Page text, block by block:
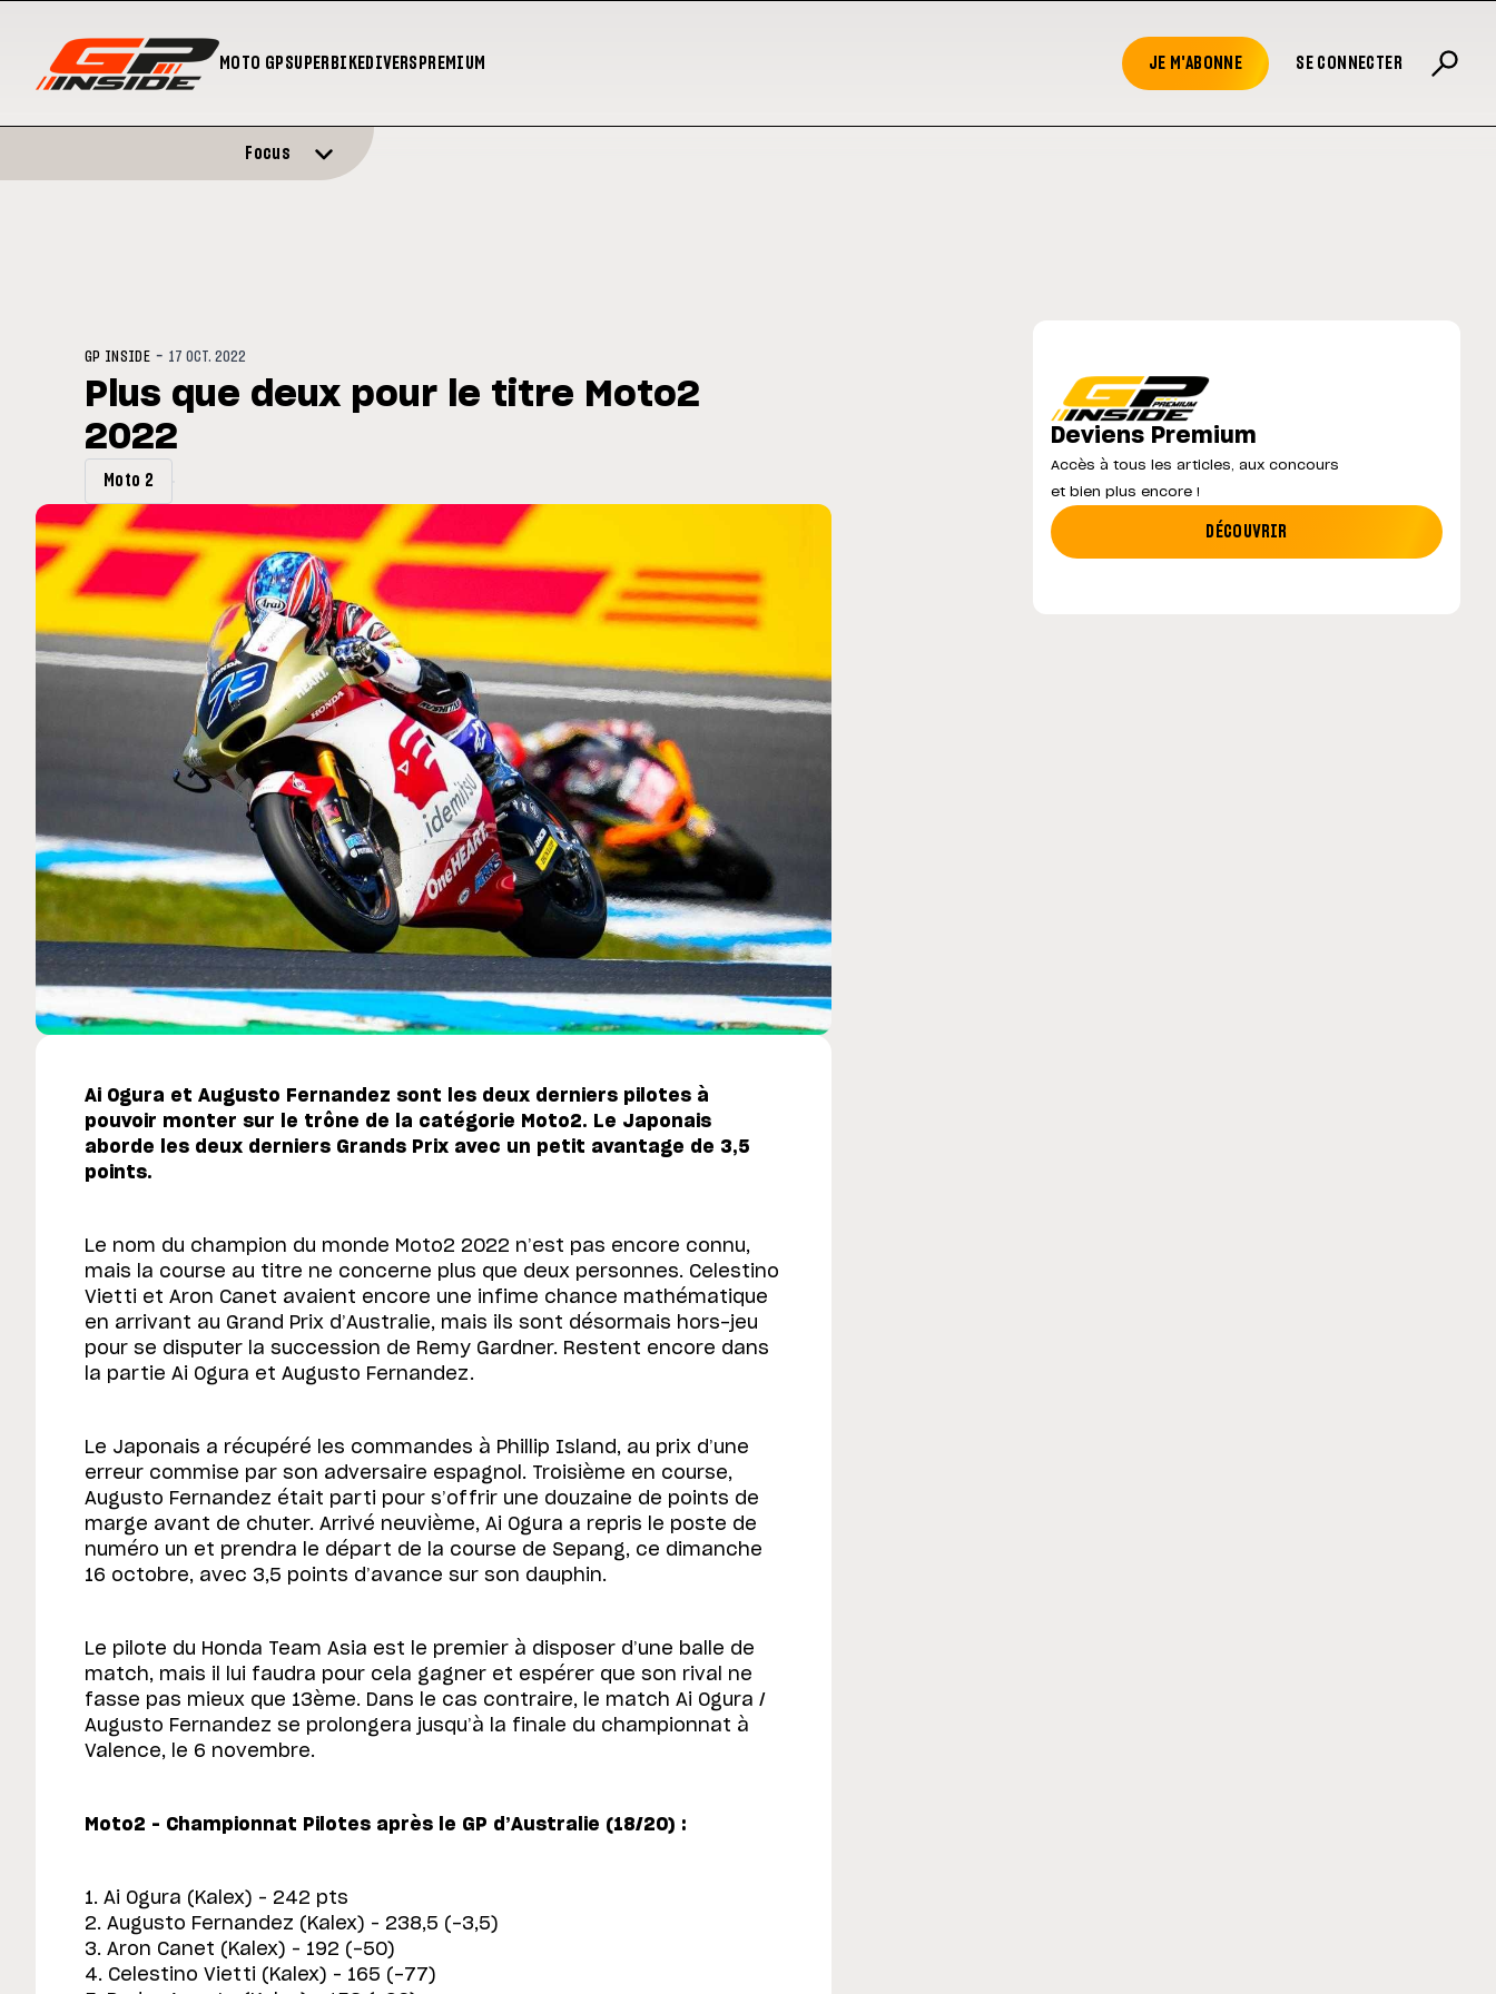
MOTO GPSUPERBIKEDIVERS PREMIUM JE M'ABONNE SE CONNECTER
club spécial dans
MOTO GP
Silverstone : Horaires et Programme du GP de
Grande-Bretagne
Zarco évite l'opération et vise un retour en
MotoGP : les cinq constructeurs signent un
Focus
GP INSIDE - 17 OCT. 2022
Plus que deux pour le titre Moto2
2022
Moto 2
Ai Ogura et Augusto Fernandez sont les deux derniers pilotes à
pouvoir monter sur le trône de la catégorie Moto2. Le Japonais
aborde les deux derniers Grands Prix avec un petit avantage de 3,5
points.
Le nom du champion du monde Moto2 2022 n’est pas encore connu,
mais la course au titre ne concerne plus que deux personnes. Celestino
Vietti et Aron Canet avaient encore une infime chance mathématique
en arrivant au Grand Prix d’Australie, mais ils sont désormais hors-jeu
pour se disputer la succession de Remy Gardner. Restent encore dans
la partie Ai Ogura et Augusto Fernandez.
Le Japonais a récupéré les commandes à Phillip Island, au prix d’une
erreur commise par son adversaire espagnol. Troisième en course,
Augusto Fernandez était parti pour s’offrir une douzaine de points de
marge avant de chuter. Arrivé neuvième, Ai Ogura a repris le poste de
numéro un et prendra le départ de la course de Sepang, ce dimanche
16 octobre, avec 3,5 points d’avance sur son dauphin.
Le pilote du Honda Team Asia est le premier à disposer d’une balle de
match, mais il lui faudra pour cela gagner et espérer que son rival ne
fasse pas mieux que 13ème. Dans le cas contraire, le match Ai Ogura /
Augusto Fernandez se prolongera jusqu’à la finale du championnat à
Valence, le 6 novembre.
Moto2 – Championnat Pilotes après le GP d’Australie (18/20) :
1. Ai Ogura (Kalex) – 242 pts
2. Augusto Fernandez (Kalex) – 238,5 (-3,5)
3. Aron Canet (Kalex) – 192 (-50)
4. Celestino Vietti (Kalex) – 165 (-77)
Deviens Premium
Accès à tous les articles, aux concours
et bien plus encore !
DÉCOUVRIR